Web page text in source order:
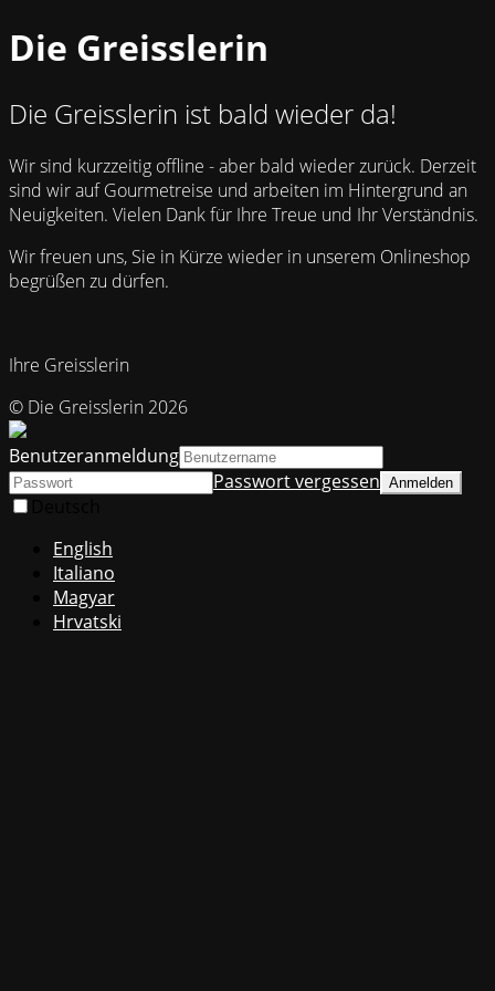
Die Greisslerin
Die Greisslerin ist bald wieder da!
Wir sind kurzzeitig offline - aber bald wieder zurück. Derzeit
sind wir auf Gourmetreise und arbeiten im Hintergrund an
Neuigkeiten. Vielen Dank für Ihre Treue und Ihr Verständnis.
Wir freuen uns, Sie in Kürze wieder in unserem Onlineshop
begrüßen zu dürfen.
Ihre Greisslerin
© Die Greisslerin 2026
Benutzeranmeldung
Passwort vergessen
English
Italiano
Magyar
Hrvatski